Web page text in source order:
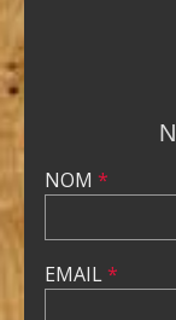
NOM *
EMAIL*